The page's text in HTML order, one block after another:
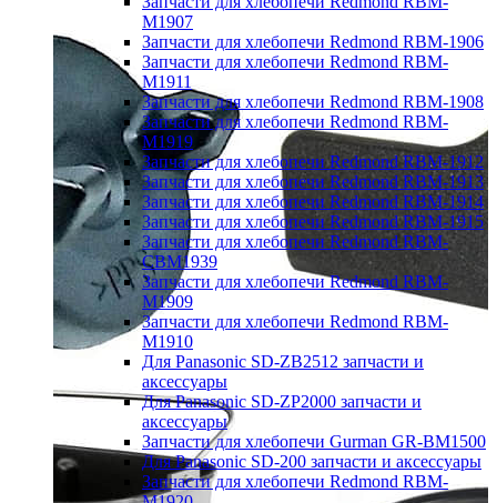
M1907
Запчасти для хлебопечи Redmond RBM-1906
Запчасти для хлебопечи Redmond RBM-
M1911
Запчасти для хлебопечи Redmond RBM-1908
Запчасти для хлебопечи Redmond RBM-
M1919
Запчасти для хлебопечи Redmond RBM-1912
Запчасти для хлебопечи Redmond RBM-1913
Запчасти для хлебопечи Redmond RBM-1914
Запчасти для хлебопечи Redmond RBM-1915
Запчасти для хлебопечи Redmond RBM-
CBM1939
Запчасти для хлебопечи Redmond RBM-
M1909
Запчасти для хлебопечи Redmond RBM-
M1910
Для Panasonic SD-ZB2512 запчасти и
аксессуары
Для Panasonic SD-ZP2000 запчасти и
аксессуары
Запчасти для хлебопечи Gurman GR-BM1500
Для Panasonic SD-200 запчасти и аксессуары
Запчасти для хлебопечи Redmond RBM-